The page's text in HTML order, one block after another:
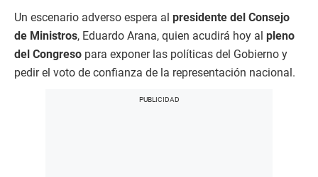
Un escenario adverso espera al presidente del Consejo
de Ministros, Eduardo Arana, quien acudirá hoy al pleno
del Congreso para exponer las políticas del Gobierno y
pedir el voto de confianza de la representación nacional.